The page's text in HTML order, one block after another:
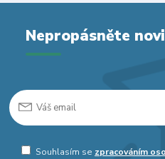
Nepropásněte
Souhlasím se zpracováním